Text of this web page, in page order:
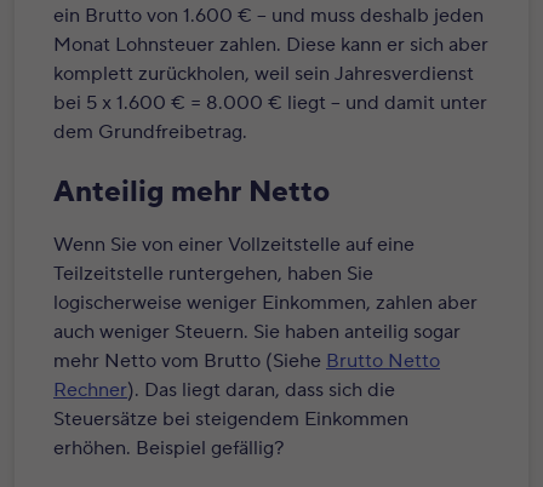
ein Brutto von 1.600 € – und muss deshalb jeden
Monat Lohnsteuer zahlen. Diese kann er sich aber
komplett zurückholen, weil sein Jahresverdienst
bei 5 x 1.600 € = 8.000 € liegt – und damit unter
dem Grundfreibetrag.
Anteilig mehr Netto
Wenn Sie von einer Vollzeitstelle auf eine
Teilzeitstelle runtergehen, haben Sie
logischerweise weniger Einkommen, zahlen aber
auch weniger Steuern. Sie haben anteilig sogar
mehr Netto vom Brutto (Siehe Brutto Netto
Rechner). Das liegt daran, dass sich die
Steuersätze bei steigendem Einkommen
erhöhen. Beispiel gefällig?